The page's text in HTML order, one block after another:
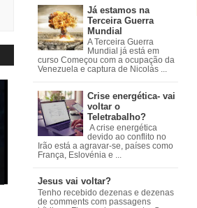
Já estamos na
Terceira Guerra
Mundial
A Terceira Guerra
Mundial já está em
curso Começou com a ocupação da
Venezuela e captura de Nicolás ...
Crise energética- vai
voltar o
Teletrabalho?
A crise energética
devido ao conflito no
Irão está a agravar-se, países como
França, Eslovénia e ...
Jesus vai voltar?
Tenho recebido dezenas e dezenas
de comments com passagens